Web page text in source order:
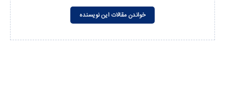
خواندن مقالات این نویسنده